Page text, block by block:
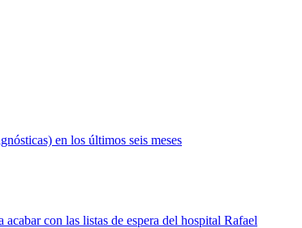
en los últimos seis meses
con las listas de espera del hospital Rafael